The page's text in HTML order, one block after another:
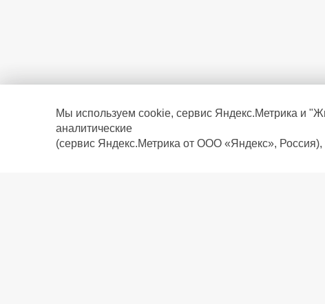
Мы используем cookie, сервис Яндекс.Метрика и
аналитические
(сервис Яндекс.Метрика от ООО «Яндекс»,